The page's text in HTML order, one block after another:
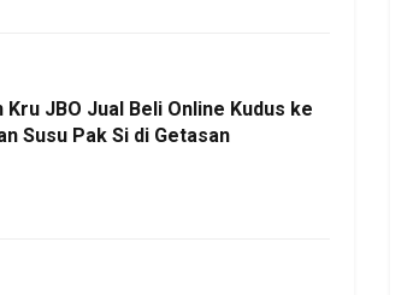
Kru JBO Jual Beli Online Kudus ke
Susu Pak Si di Getasan